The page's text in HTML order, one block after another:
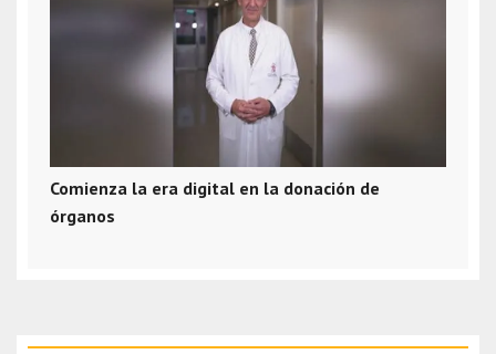
Comienza la era digital en la donación de
órganos